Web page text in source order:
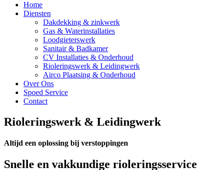
Home
Diensten
Dakdekking & zinkwerk
Gas & Waterinstallaties
Loodgieterswerk
Sanitair & Badkamer
CV Installaties & Onderhoud
Rioleringswerk & Leidingwerk
Airco Plaatsing & Onderhoud
Over Ons
Spoed Service
Contact
Rioleringswerk & Leidingwerk
Altijd een oplossing bij verstoppingen
Snelle en vakkundige rioleringsservice